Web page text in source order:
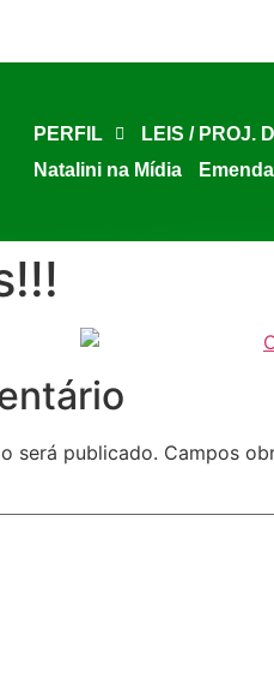
PERFIL LEIS / PROJ.
Natalini na Mídia
será publicado. Campos